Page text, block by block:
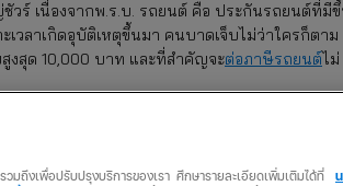
วร์ เนื่องจากพ.ร.บ. รถยนต์ คือ ประกันรถยนต์ที่มี
วลาเกิดอุบัติเหตุขึ้นมา คนบาดเจ็บไม่ว่าใครก็ตาม
สุด 10,000 บาท และที่สำคัญจะต่อภาษีรถยนต์ไม่
มถึงเพื่อปรับปรุงบริการของเรา ศึกษารายละเอียดเพิ่มเติมได้ที่